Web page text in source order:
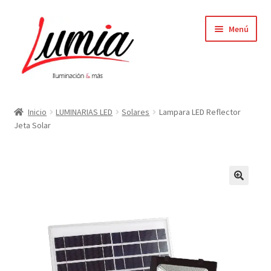
navegación
contenido
Menú
Carrito
Finalizar compra
Mi cuenta
Inicio LUMINARIAS LED Solares
Lampara LED Reflector
Jeta Solar